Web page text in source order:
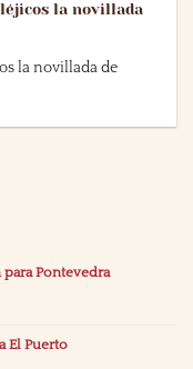
la novillada
la novillada de
Pontevedra
El Puerto